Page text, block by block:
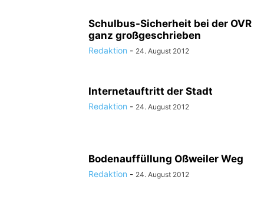
Schulbus-Sicherheit bei der OVR
ganz großgeschrieben
Redaktion - 24. August 2012
Internetauftritt der Stadt
Redaktion - 24. August 2012
Bodenauffüllung Oßweiler Weg
Redaktion - 24. August 2012